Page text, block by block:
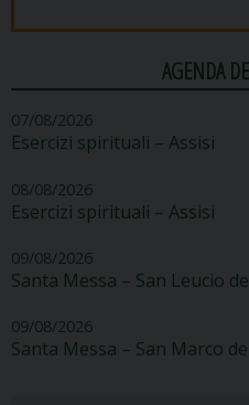
AGENDA
07/08/2026
Esercizi spirituali – Assisi
08/08/2026
Esercizi spirituali – Assisi
09/08/2026
Santa Messa – San Leucio
09/08/2026
Santa Messa – San Marco